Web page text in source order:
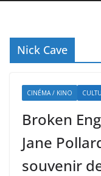
Nick Cave
CINÉMA / KINO
Broken
Jane
souvenir